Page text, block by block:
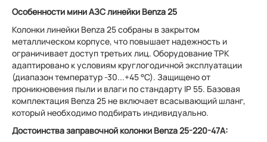
Особенности мини АЗС линейки Benza 25
Колонки линейки Benza 25 собраны в закрытом
металлическом корпусе, что повышает надежность и
ограничивает доступ третьих лиц. Оборудование ТРК
адаптировано к условиям круглогодичной эксплуатации
(диапазон температур -30...+45 °С). Защищено от
проникновения пыли и влаги по стандарту IP 55. Базовая
комплектация Benza 25 не включает всасывающий шланг,
который необходимо подбирать индивидуально.
Достоинства заправочной колонки Benza 25-220-47А: